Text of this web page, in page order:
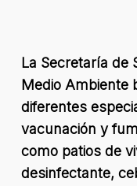
La Secretaría de
Medio Ambiente
diferentes
vacunación y
como patios de
desinfectante,